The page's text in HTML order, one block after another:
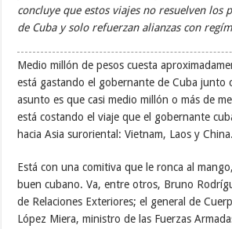
concluye que estos viajes no resuelven los
de Cuba y solo refuerzan alianzas con
Medio millón de pesos cuesta
está gastando el gobernante de Cuba junto
asunto es que casi medio millón o más de
está costando el viaje que el gobernante
hacia Asia suroriental: Vietnam, Laos y China.
Está con una comitiva que le ronca al
buen cubano. Va, entre otros, Bruno
de Relaciones Exteriores; el general de
López Miera, ministro de las Fuerzas